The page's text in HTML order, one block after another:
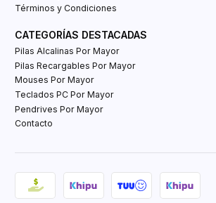
Términos y Condiciones
CATEGORÍAS DESTACADAS
Pilas Alcalinas Por Mayor
Pilas Recargables Por Mayor
Mouses Por Mayor
Teclados PC Por Mayor
Pendrives Por Mayor
Contacto